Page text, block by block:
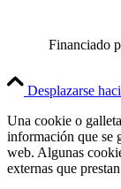
Financiado
Desplazarse
Una cookie o
información que se
web. Algunas
externas que